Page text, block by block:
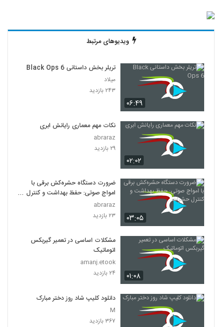
ویدیوهای مرتبط
۰۶:۴۹
تریلر بخش داستانی Black Ops 6
میلاد
۲۴۳ بازدید
۰۲:۰۲
نکات مهم معماری رایانش ابری
abraraz
۲۹ بازدید
۰۳:۰۵
ضرورت دستگاه حشره‌کش برقی با
امواج صوتی: حفظ بهداشت و کنترل
حشرات
abraraz
۲۳ بازدید
۰۱:۰۸
مشکلات اساسی در تعمیر گیربکس
اتوماتیک
amanj.etook
۲۴ بازدید
دانلود کلیپ شاد روز دختر مبارک
M
۳۶۷ بازدید